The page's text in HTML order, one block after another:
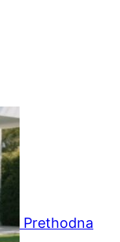
Prethodna